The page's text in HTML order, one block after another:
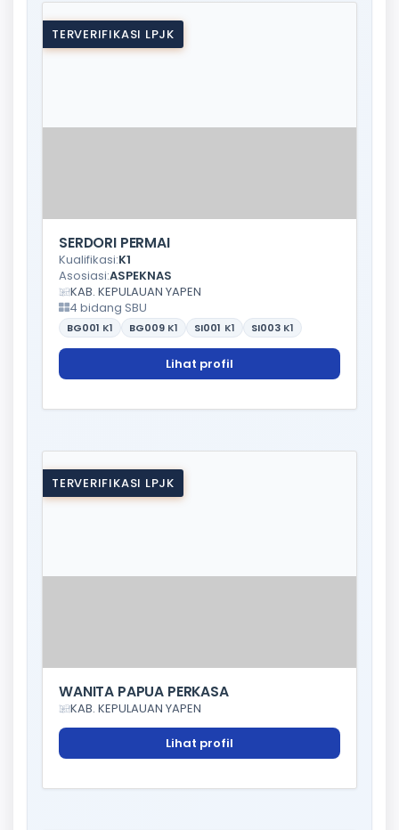
TERVERIFIKASI LPJK
SERDORI PERMAI
Kualifikasi:K1
Asosiasi:ASPEKNAS
KAB. KEPULAUAN YAPEN
4 bidang SBU
BG001 K1 BG009 K1 SI001 K1 SI003 K1
Lihat profil
TERVERIFIKASI LPJK
WANITA PAPUA PERKASA
KAB. KEPULAUAN YAPEN
Lihat profil